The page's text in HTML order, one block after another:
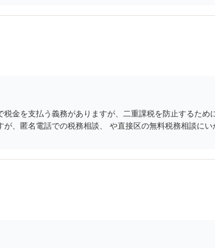
金を支払う義務がありますが、二重課税を防止するため
、匿名電話での税務相談、 や直接区の無料税務相談に